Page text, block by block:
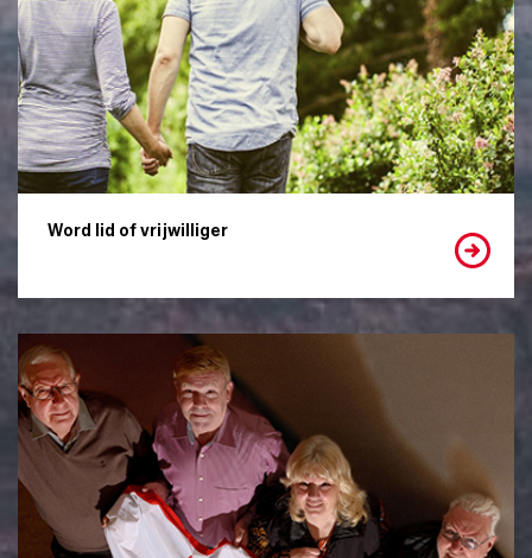
Word lid of vrijwilliger